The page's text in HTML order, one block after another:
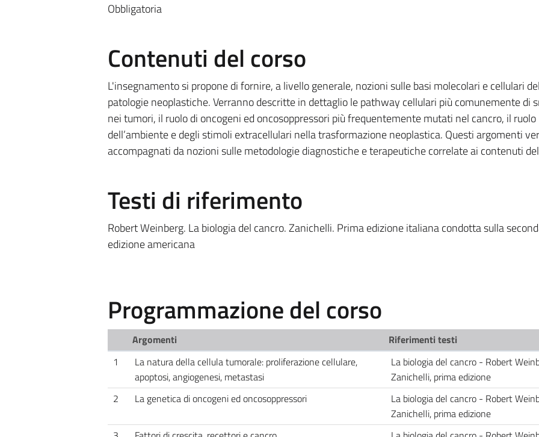
Obbligatoria
Contenuti del corso
L'insegnamento si propone di fornire, a livello generale, nozioni sulle basi molecolari e cellulari
patologie neoplastiche. Verranno descritte in dettaglio le pathway cellulari più comunemente di
nei tumori, il ruolo di oncogeni ed oncosoppressori più frequentemente mutati nel cancro, il ruolo
dell’ambiente e degli stimoli extracellulari nella trasformazione neoplastica. Questi argomenti
accompagnati da nozioni sulle metodologie diagnostiche e terapeutiche correlate ai contenuti
Testi di riferimento
Robert Weinberg. La biologia del cancro. Zanichelli. Prima edizione italiana condotta sulla
edizione americana
Programmazione del corso
Argomenti
Riferimenti testi
1
La natura della cellula tumorale: proliferazione cellulare,
apoptosi, angiogenesi, metastasi
La biologia del cancro - Robert
Zanichelli, prima edizione
2
La genetica di oncogeni ed oncosoppressori
La biologia del cancro - Robert
Zanichelli, prima edizione